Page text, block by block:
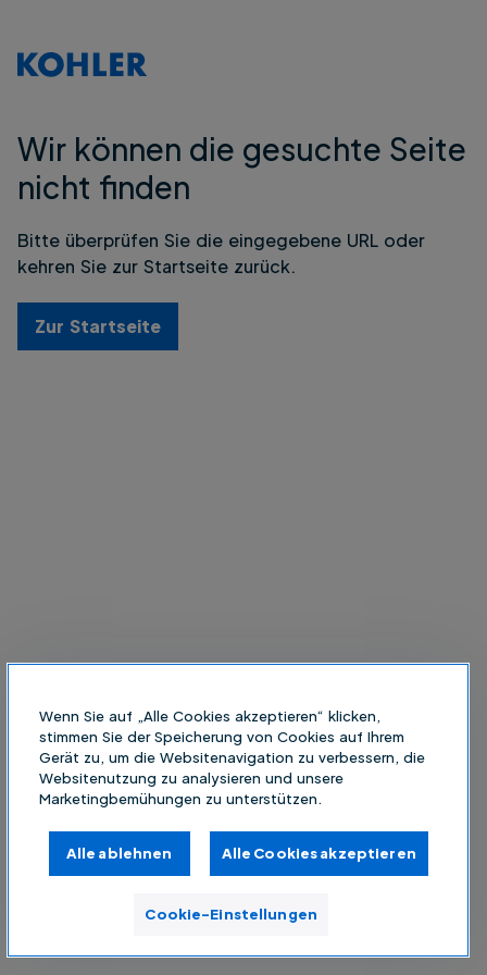
Wir können die gesuchte Seite
nicht finden
Bitte überprüfen Sie die eingegebene URL oder
kehren Sie zur Startseite zurück.
Zur Startseite
Wenn Sie auf „Alle Cookies akzeptieren“ klicken,
stimmen Sie der Speicherung von Cookies auf Ihrem
Gerät zu, um die Websitenavigation zu verbessern, die
Websitenutzung zu analysieren und unsere
Marketingbemühungen zu unterstützen.
Alle ablehnen Alle Cookies akzeptieren
Cookie-Einstellungen